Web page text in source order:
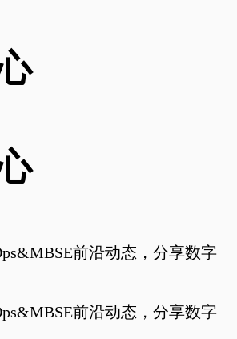
前沿动态，分享数字
前沿动态，分享数字